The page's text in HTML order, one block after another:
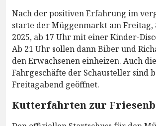
Nach der positiven Erfahrung im
starte der Müggenmarkt am Freitag,
2025, ab 17 Uhr mit einer Kinder-
Ab 21 Uhr sollen dann Biber und
den Erwachsenen einheizen. Auch
Fahrgeschäfte der Schausteller sind
Freitagabend geöffnet.
Kutterfahrten zur